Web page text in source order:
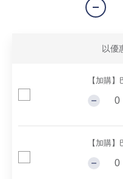
以優
【加購
【加購